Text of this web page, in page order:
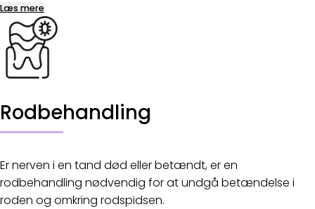
Læs mere
Rodbehandling
Er nerven i en tand død eller betændt, er en
rodbehandling nødvendig for at undgå betændelse i
roden og omkring rodspidsen.